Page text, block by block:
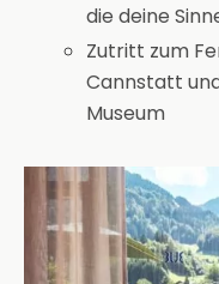
die deine
Zutritt zum
Cannstatt
Museum